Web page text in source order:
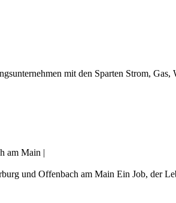
mit den Sparten Strom,
am Main |
und Offenbach am Main Ein Job, der